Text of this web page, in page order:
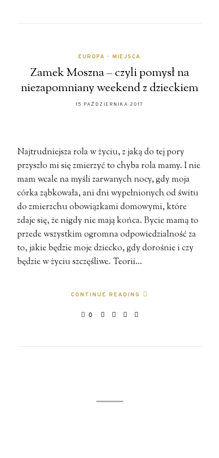
EUROPA • MIEJSCA
Zamek Moszna – czyli pomysł na
niezapomniany weekend z dzieckiem
15 PAŹDZIERNIKA 2017
Najtrudniejsza rola w życiu, z jaką do tej pory
przyszło mi się zmierzyć to chyba rola mamy. I nie
mam wcale na myśli zarwanych nocy, gdy moja
córka ząbkowała, ani dni wypełnionych od świtu
do zmierzchu obowiązkami domowymi, które
zdaje się, że nigdy nie mają końca. Bycie mamą to
przede wszystkim ogromna odpowiedzialność za
to, jakie będzie moje dziecko, gdy dorośnie i czy
będzie w życiu szczęśliwe. Teorii…
CONTINUE READING
0